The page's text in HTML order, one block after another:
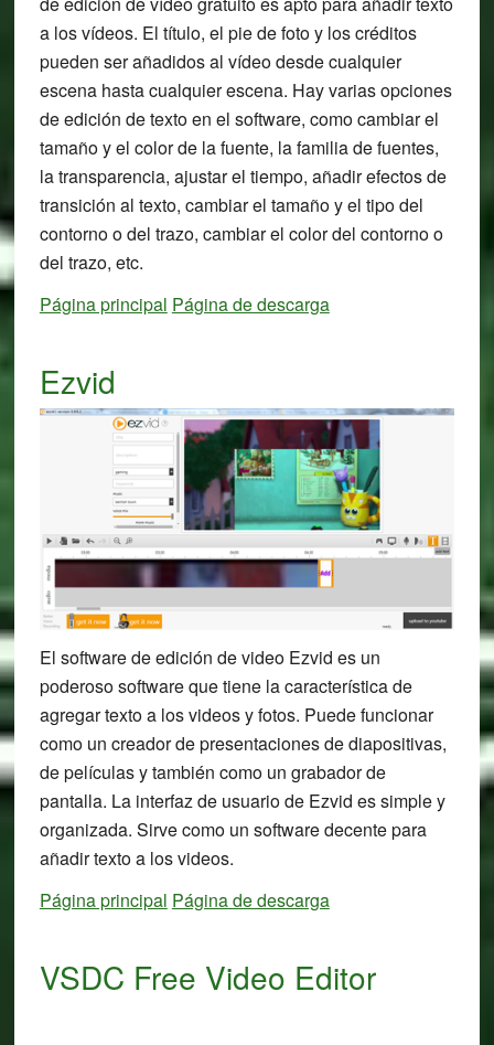
a los vídeos. El título, el pie de foto y los créditos
pueden ser añadidos al vídeo desde cualquier
escena hasta cualquier escena. Hay varias opciones
de edición de texto en el software, como cambiar el
tamaño y el color de la fuente, la familia de fuentes,
la transparencia, ajustar el tiempo, añadir efectos de
transición al texto, cambiar el tamaño y el tipo del
contorno o del trazo, cambiar el color del contorno o
del trazo, etc.
Página principal Página de descarga
Ezvid
El software de edición de video Ezvid es un
poderoso software que tiene la característica de
agregar texto a los videos y fotos. Puede funcionar
como un creador de presentaciones de diapositivas,
de películas y también como un grabador de
pantalla. La interfaz de usuario de Ezvid es simple y
organizada. Sirve como un software decente para
añadir texto a los videos.
Página principal Página de descarga
VSDC Free Video Editor